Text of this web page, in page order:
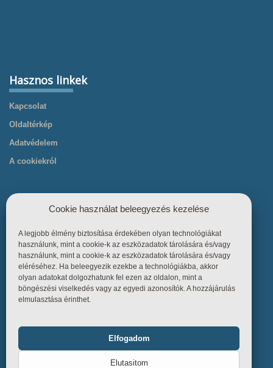
Hasznos linkek
Kapcsolat
Oldaltérkép
Adatvédelem
A cookiekról
Hasznos linkek
Főoldal
Termékek
Tudástár
Üzletszabályzat
Cookie használat beleegyezés kezelése
A legjobb élmény biztosítása érdekében olyan technológiákat
használunk, mint a cookie-k az eszközadatok tárolására és/vagy
használunk, mint a cookie-k az eszközadatok tárolására és/vagy
eléréséhez. Ha beleegyezik ezekbe a technológiákba, akkor
olyan adatokat dolgozhatunk fel ezen az oldalon, mint a
böngészési viselkedés vagy az egyedi azonosítók. A hozzájárulás
elmulasztása érinthet.
Elfogadom
Elutasitom